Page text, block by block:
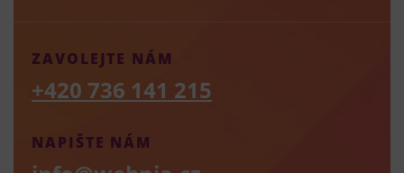
NAPIŠTE NÁM
ZAVOLEJTE NÁM
+420 736 141 215